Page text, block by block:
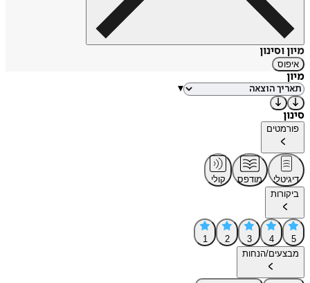
מיון וסינון
איפוס
מיון
▾
סינון
פורמטים
דיגיטלי מודפס
קולי
ביקורות
5
4
3
2
1
מבצעים/הנחות